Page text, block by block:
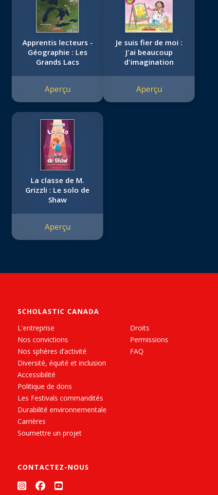
Apprentis lecteurs -
Géographie : Les
Grands Lacs
Aperçu
Je suis fier de moi :
J'ai beaucoup
d'imagination
Aperçu
La classe de M.
Grizzli : Le solo de
Shaw
Aperçu
SCHOLASTIC CANADA
L'entreprise
Nos convictions
Nos sphères d’activité
Diversité, équité et inclusion
Accessibilité
Politique de dons
Les Festivals commandités
Durabilité environnementale
Carrières
Soumettre un projet
Droits
Permissions
FAQ
CONTACTEZ-NOUS